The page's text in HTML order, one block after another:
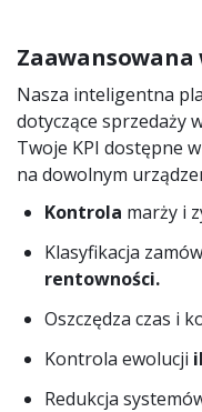
Zaawansowana
Nasza inteligentna
dotyczące sprzedaży
Twoje KPI dostępne
na dowolnym
Kontrola marży i
Klasyfikacja
rentowności.
Oszczędza czas i
Kontrola ewolucji
Redukcja